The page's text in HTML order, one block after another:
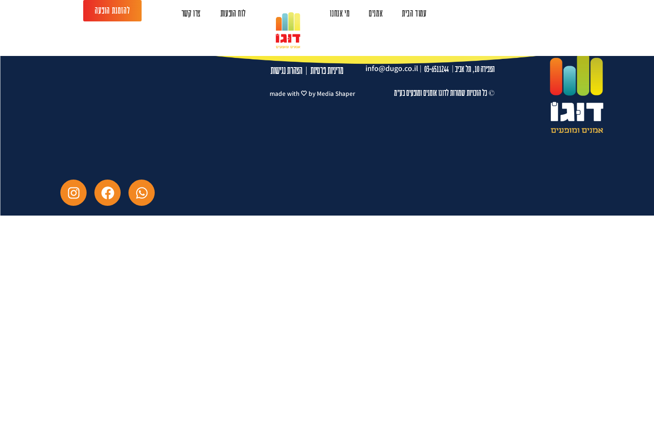
עמוד הבית אמנים מי אנחנו לוח הופעות צרו קשר להזמנת הופעה
לוח הופעות
הצפירה 10, תל אביב |
03-6511244
|
info@dugo.co.il מדיניות פרטיות| הצהרת נגישות
© כל הזכויות שמורות לדוגו אומנים ומופעים בע"מ made with 🤍 by Media Shaper